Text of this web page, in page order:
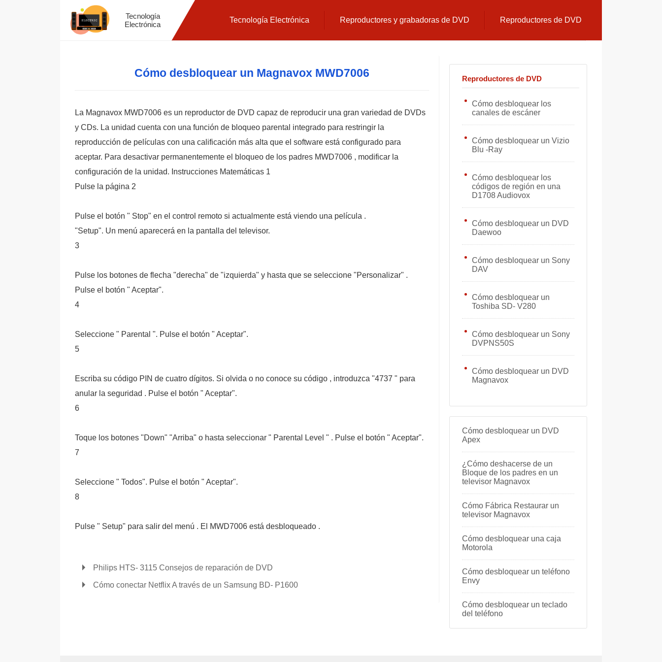
Tecnología
Electrónica
Tecnología Electrónica Reproductores y grabadoras de DVD Reproductores de DVD
Cómo desbloquear un Magnavox MWD7006
La Magnavox MWD7006 es un reproductor de DVD capaz de reproducir una gran variedad de DVDs
y CDs. La unidad cuenta con una función de bloqueo parental integrado para restringir la
reproducción de películas con una calificación más alta que el software está configurado para
aceptar. Para desactivar permanentemente el bloqueo de los padres MWD7006 , modificar la
configuración de la unidad. Instrucciones Matemáticas 1
Pulse la página 2
Pulse el botón " Stop" en el control remoto si actualmente está viendo una película .
"Setup". Un menú aparecerá en la pantalla del televisor.
3
Pulse los botones de flecha "derecha" de "izquierda" y hasta que se seleccione "Personalizar" .
Pulse el botón " Aceptar".
4
Seleccione " Parental ". Pulse el botón " Aceptar".
5
Escriba su código PIN de cuatro dígitos. Si olvida o no conoce su código , introduzca "4737 " para
anular la seguridad . Pulse el botón " Aceptar".
6
Toque los botones "Down" "Arriba" o hasta seleccionar " Parental Level " . Pulse el botón " Aceptar".
7
Seleccione " Todos". Pulse el botón " Aceptar".
8
Pulse " Setup" para salir del menú . El MWD7006 está desbloqueado .
Philips HTS- 3115 Consejos de reparación de DVD
Cómo conectar Netflix A través de un Samsung BD- P1600
Reproductores de DVD
Cómo desbloquear los
canales de escáner
Cómo desbloquear un Vizio
Blu -Ray
Cómo desbloquear los
códigos de región en una
D1708 Audiovox
Cómo desbloquear un DVD
Daewoo
Cómo desbloquear un Sony
DAV
Cómo desbloquear un
Toshiba SD- V280
Cómo desbloquear un Sony
DVPNS50S
Cómo desbloquear un DVD
Magnavox
Cómo desbloquear un DVD
Apex
¿Cómo deshacerse de un
Bloque de los padres en un
televisor Magnavox
Cómo Fábrica Restaurar un
televisor Magnavox
Cómo desbloquear una caja
Motorola
Cómo desbloquear un teléfono
Envy
Cómo desbloquear un teclado
del teléfono